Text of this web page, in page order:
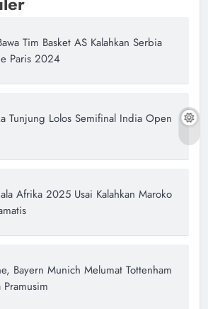
Tim Basket AS Kalahkan Serbia
Paris 2024
Tunjung Lolos Semifinal India Open
Afrika 2025 Usai Kalahkan Maroko
Bayern Munich Melumat Tottenham